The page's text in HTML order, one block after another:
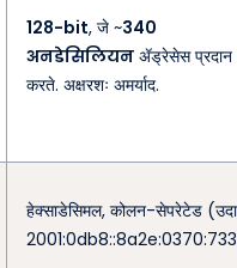
128-bit, जे ~340
अनडेसिलियन ॲड्रेसेस प्रदान
करते. अक्षरशः अमर्याद.
हेक्साडेसिमल, कोलन-सेपरेटेड